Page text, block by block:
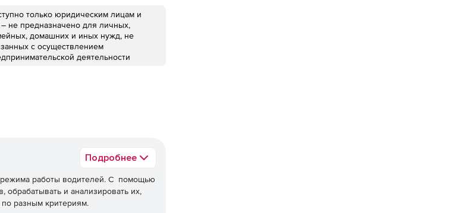
только юридическим лицам и
не предназначено для личных,
домашних и иных нужд, не
с осуществлением
деятельности
Подробнее
режима работы водителей. С помощью
обрабатывать и анализировать их,
по разным критериям.